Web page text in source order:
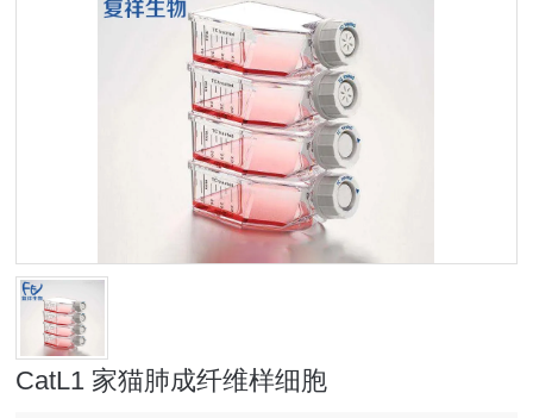
CatL1 家猫肺成纤维样细胞